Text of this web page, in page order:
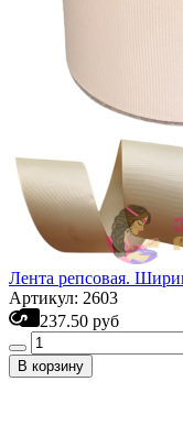
Лента репсовая.
Артикул: 2603
237.50 руб
В корзину